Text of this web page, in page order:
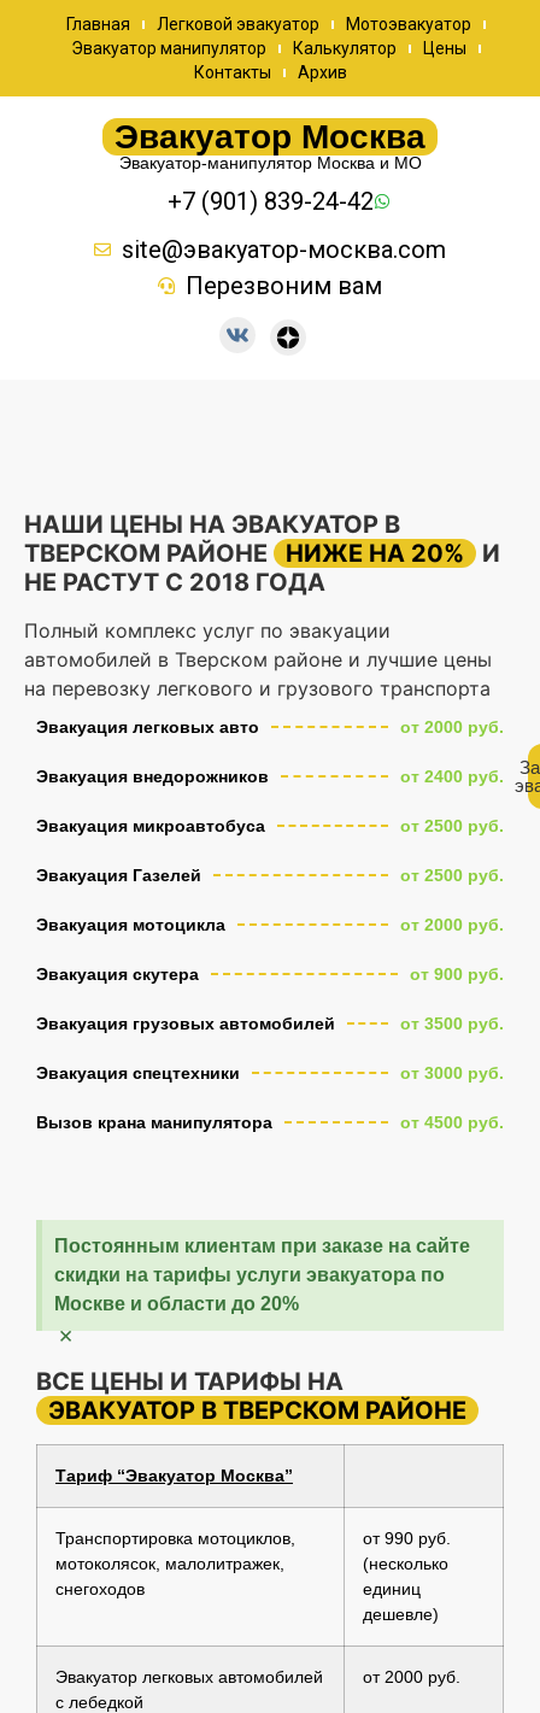
Главная Легковой эвакуатор
Мотоэвакуатор
Эвакуатор манипулятор
Калькулятор
Цены
Контакты
Архив
Эвакуатор Москва
Эвакуатор-манипулятор Москва и МО
+7 (901) 839-24-42
site@эвакуатор-москва.com
Перезвоним вам
НАШИ ЦЕНЫ НА ЭВАКУАТОР В
ТВЕРСКОМ РАЙОНЕ
НИЖЕ НА 20%
И
НЕ РАСТУТ С 2018 ГОДА
Полный комплекс услуг по эвакуации
автомобилей в Тверском районе и лучшие цены
на перевозку легкового и грузового транспорта
Эвакуация легковых авто от 2000 руб.
Эвакуация внедорожников от 2400 руб.
Эвакуация микроавтобуса от 2500 руб.
Эвакуация Газелей от 2500 руб.
Эвакуация мотоцикла от 2000 руб.
Эвакуация скутера от 900 руб.
Эвакуация грузовых автомобилей от 3500 руб.
Эвакуация спецтехники от 3000 руб.
Вызов крана манипулятора от 4500 руб.
Постоянным клиентам при заказе на сайте
скидки на тарифы услуги эвакуатора по
Москве и области до 20%
×
ВСЕ ЦЕНЫ И ТАРИФЫ НА
ЭВАКУАТОР В ТВЕРСКОМ РАЙОНЕ
Тариф “Эвакуатор Москва”
Транспортировка мотоциклов,
мотоколясок, малолитражек,
снегоходов
от 990 руб.
(несколько
единиц
дешевле)
Эвакуатор легковых автомобилей
с лебедкой
от 2000 руб.